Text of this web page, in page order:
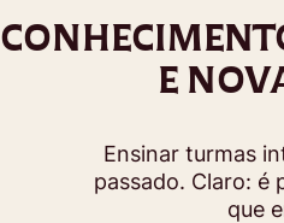
E
Ensinar turmas
passado. Claro: é
que